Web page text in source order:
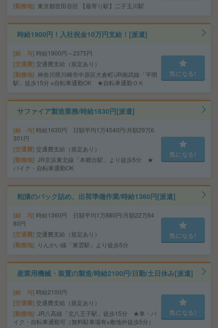
勤務地 東京都世田谷区 【最寄り駅】二子玉川駅
時給1900円！入社祝金10万円支給！[派遣]
給 与 時給1900円～2375円
交通費 交通費支給（規定あり）
勤務地 神奈川県川崎市中原区大倉町/JR南武線「平間
駅」徒歩15分 ※自転車通勤OK ★自転車通勤ＯＫ
気になる!
サファイア製造業務/時給1630円[派遣]
給 与 時給1630円 日額平均1万4540円/月額29万6
301円
交通費 交通費支給（規定あり）
勤務地 JR京浜東北線「本郷台駅」より徒歩5分 ★
バイク・自転車通勤OK
気になる!
粕漬のパック詰め、出荷準備作業/時給1360円[派遣]
給 与 時給1360円 日額平均1万880円/月額22万84
80円
交通費 交通費支給（規定あり）
勤務地 りんかい線「東雲駅」より徒歩5分
気になる!
産業用機械・装置の製造/時給2100円/日勤/土日休み[派遣]
給 与 時給2100円
交通費 交通費支給（規定あり）
勤務地 JR八高線「北八王子駅」徒歩15分 ★車・バ
イク・自転車通勤可（無料駐車場有※敷地外徒歩5分）
気になる!